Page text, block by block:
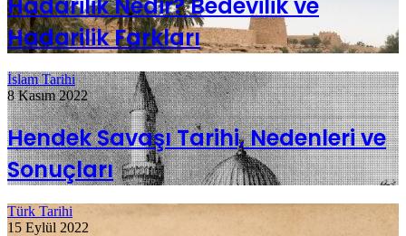
Hadarilik Farkları
İslam Tarihi
8 Kasım 2022
Hendek Savaşı Tarihi, Nedenleri ve
Sonuçları
Türk Tarihi
15 Eylül 2022